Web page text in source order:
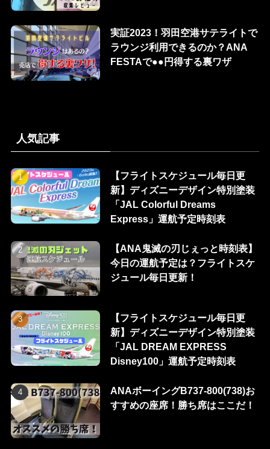
実証2023！羽田空港サテライトで
ラウンジ利用できるのか？ANA
FESTAで●●円得する裏ワザ
人気記事
【フライトスケジュール毎日更
新】ディズニーデザイン特別塗装
「JAL Colorful Dreams
Express」運航予定時刻表
【ANA鬼滅の刃じぇっと時刻表】
今日の運航予定は？フライトスケ
ジュール毎日更新！
【フライトスケジュール毎日更
新】ディズニーデザイン特別塗装
「JAL DREAM EXPRESS
Disney100」運航予定時刻表
ANAボーイングB737-800(738)お
すすめの座席！勝ち席はここだ！